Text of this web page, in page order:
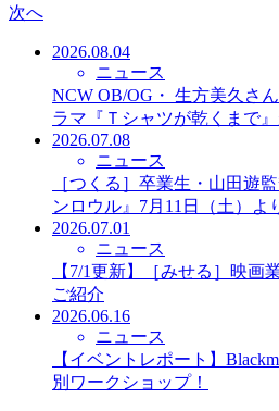
次へ
2026.08.04
ニュース
NCW OB/OG・ 生方美久さ
ラマ『Ｔシャツが乾くまで
2026.07.08
ニュース
［つくる］卒業生・山田遊
ンロウル』7月11日（土）よ
2026.07.01
ニュース
【7/1更新】［みせる］映画
ご紹介
2026.06.16
ニュース
【イベントレポート】
別ワークショップ！